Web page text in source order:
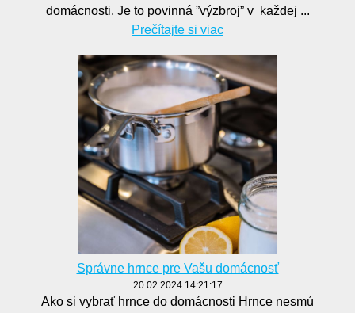
domácnosti. Je to povinná ”výzbroj” v každej ...
Prečítajte si viac
Správne hrnce pre Vašu domácnosť
20.02.2024 14:21:17
Ako si vybrať hrnce do domácnosti Hrnce nesmú